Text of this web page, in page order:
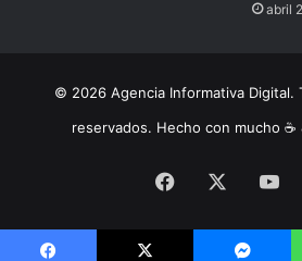
abril
© 2026 Agencia Informativa Digital.
reservados. Hecho con mucho
Facebook